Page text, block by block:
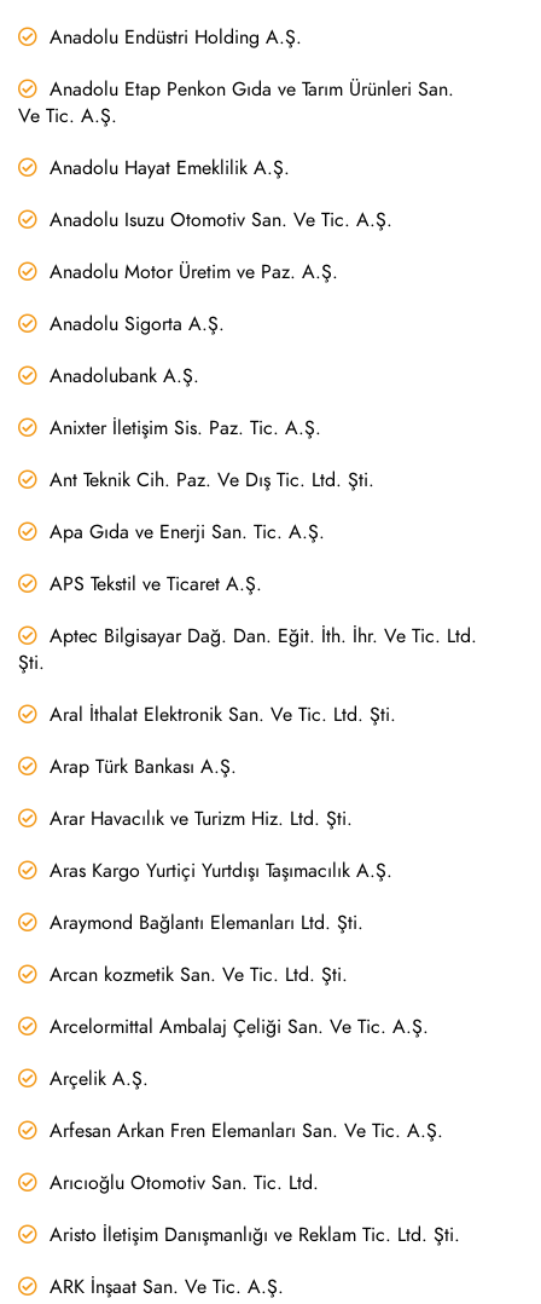
Anadolu Endüstri Holding A.Ş.
Anadolu Etap Penkon Gıda ve Tarım Ürünleri San.
Ve Tic. A.Ş.
Anadolu Hayat Emeklilik A.Ş.
Anadolu Isuzu Otomotiv San. Ve Tic. A.Ş.
Anadolu Motor Üretim ve Paz. A.Ş.
Anadolu Sigorta A.Ş.
Anadolubank A.Ş.
Anixter İletişim Sis. Paz. Tic. A.Ş.
Ant Teknik Cih. Paz. Ve Dış Tic. Ltd. Şti.
Apa Gıda ve Enerji San. Tic. A.Ş.
APS Tekstil ve Ticaret A.Ş.
Aptec Bilgisayar Dağ. Dan. Eğit. İth. İhr. Ve Tic. Ltd.
Şti.
Aral İthalat Elektronik San. Ve Tic. Ltd. Şti.
Arap Türk Bankası A.Ş.
Arar Havacılık ve Turizm Hiz. Ltd. Şti.
Aras Kargo Yurtiçi Yurtdışı Taşımacılık A.Ş.
Araymond Bağlantı Elemanları Ltd. Şti.
Arcan kozmetik San. Ve Tic. Ltd. Şti.
Arcelormittal Ambalaj Çeliği San. Ve Tic. A.Ş.
Arçelik A.Ş.
Arfesan Arkan Fren Elemanları San. Ve Tic. A.Ş.
Arıcıoğlu Otomotiv San. Tic. Ltd.
Aristo İletişim Danışmanlığı ve Reklam Tic. Ltd. Şti.
ARK İnşaat San. Ve Tic. A.Ş.